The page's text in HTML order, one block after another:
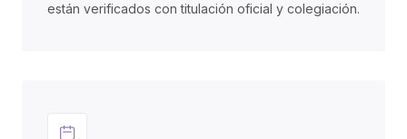
están verificados con titulación oficial y colegiación.